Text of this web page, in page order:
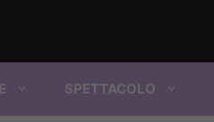
SPETTACOLO